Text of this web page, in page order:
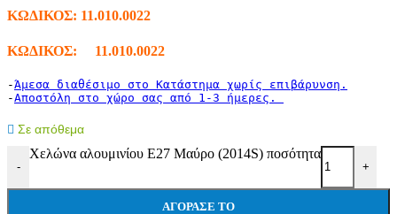
ΚΩΔΙΚΟΣ: 11.010.0022
ΚΩΔΙΚΟΣ: 11.010.0022
-Άμεσα διαθέσιμο στο Κατάστημα χωρίς επιβάρυνση.
-Αποστόλη στο χώρο σας από 1-3 ήμερες.
Σε απόθεμα
-
Χελώνα αλουμινίου Ε27 Μαύρο (2014S) ποσότητα
+
ΑΓΌΡΑΣΕ ΤΟ